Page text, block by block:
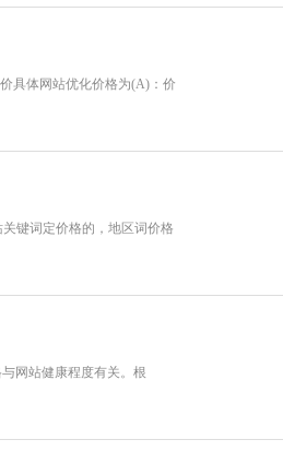
具体网站优化价格为(A)：价
键词定价格的，地区词价格
网站健康程度有关。根